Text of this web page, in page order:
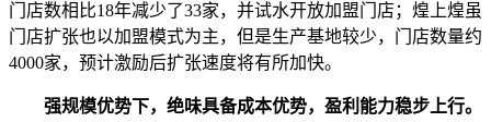
门店数相比18年减少了33家，并试水开放加盟门店；煌上煌虽
门店扩张也以加盟模式为主，但是生产基地较少，门店数量约
4000家，预计激励后扩张速度将有所加快。
强规模优势下，绝味具备成本优势，盈利能力稳步上行。